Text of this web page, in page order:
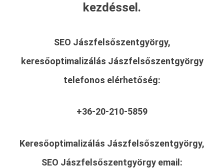
kezdéssel.
SEO Jászfelsőszentgyörgy,
keresőoptimalizálás Jászfelsőszentgyörgy
telefonos elérhetőség:
+36-20-210-5859
Keresőoptimalizálás Jászfelsőszentgyörgy,
SEO Jászfelsőszentgyörgy email: